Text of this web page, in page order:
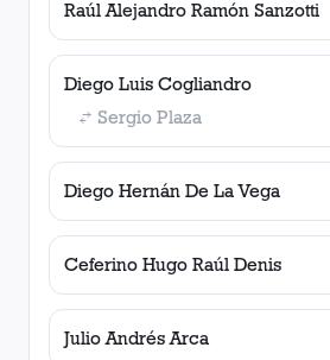
Raúl Alejandro Ramón Sanzotti
Diego Luis Cogliandro
Sergio Plaza
Diego Hernán De La Vega
Ceferino Hugo Raúl Denis
Julio Andrés Arca